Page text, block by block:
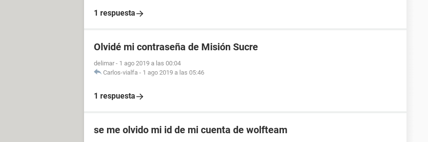
1 respuesta
Olvidé mi contraseña de Misión Sucre
delimar - 1 ago 2019 a las 00:04
Carlos-vialfa - 1 ago 2019 a las 05:46
1 respuesta
se me olvido mi id de mi cuenta de wolfteam